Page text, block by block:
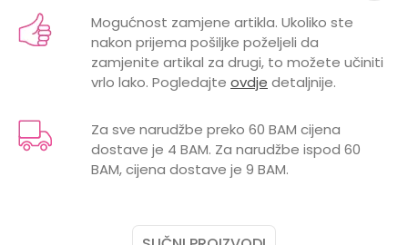
POMOĆ PRI KUPOVINI
Za više informacija,
pomoć i porudžbine
+387 656-72209
Pon-Subota: 09:00-
15:00h
Kategorija
Kape, rukavice i popkice za bebe
BOJA
MINT
LILLO&PIPPO
POL
MUŠKI
Email
Mogućnost zamjene artikla. Ukoliko ste
nakon prijema pošiljke poželjeli da
zamjenite artikal za drugi, to možete učiniti
vrlo lako. Pogledajte ovdje detaljnije.
Za sve narudžbe preko 60 BAM cijena
dostave je 4 BAM. Za narudžbe ispod 60
BAM, cijena dostave je 9 BAM.